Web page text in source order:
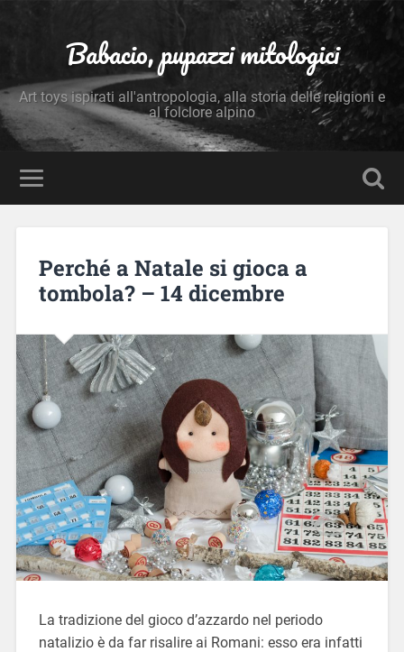
Babacio, pupazzi mitologici
Art toys ispirati all'antropologia, alla storia delle religioni e
al folclore alpino
Perché a Natale si gioca a
tombola? – 14 dicembre
La tradizione del gioco d’azzardo nel periodo
natalizio è da far risalire ai Romani: esso era infatti